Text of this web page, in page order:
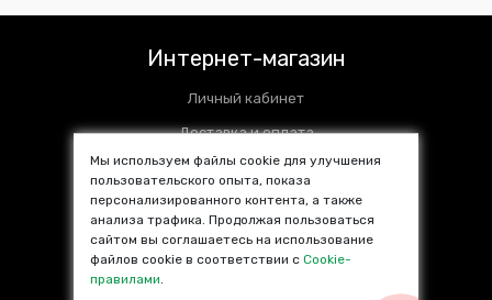
Антиклей VINYL4YOU
1 840 руб./ шт
В корзину
Подробнее
Лезвия Tajima
308 руб./ упак.
Интернет-магазин
Личный кабинет
Доставка и оплата
Установочные центры
Контакты
SALE %
Популярные товары
Мы используем файлы cookie для улучшения
пользовательского опыта, показа
персонализированного контента, а также
анализа трафика. Продолжая пользоваться
сайтом вы соглашаетесь на использование
файлов cookie в соответствии сCookie-
правилами.